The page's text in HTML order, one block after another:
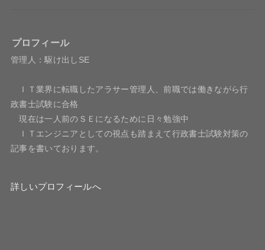
プロフィール
管理人：駆け出しSE
ＩＴ業界に転職したアラサー管理人、前職では働きながら行
政書士試験に合格
現在は一人前のＳＥになるために日々勉強中
ＩＴエンジニアとしての視点も踏まえて行政書士試験対策の
記事を書いております。
詳しいプロフィールへ